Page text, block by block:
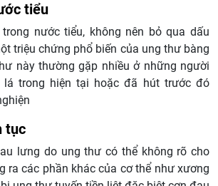
tiểu
nước tiểu, không nên bỏ qua dấu
triệu chứng phổ biến của ung thư bàng
này thường gặp nhiều ở những người
lá trong hiện tại hoặc đã hút trước đó
tục
lưng do ung thư có thể không rõ cho
ra các phần khác của cơ thể như xương